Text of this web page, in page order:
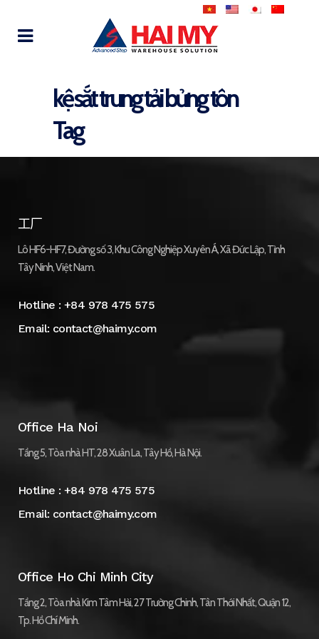
kệ sắt trung tải bửng tôn
Tag
工厂
Lô HF6-HF7, Đường số 3, Khu Công Nghiệp Xuyên Á, Xã Đức Lập, Tỉnh
Tây Ninh, Việt Nam.
Hotline :+84 978 475 575
Email: contact@haimy.com
Office Ha Noi
Tầng 5, Tòa nhà HT, 28 Xuân La, Tây Hồ, Hà Nội.
Hotline :+84 978 475 575
Email: contact@haimy.com
Office Ho Chi Minh City
Tầng 2, Tòa nhà Kim Tâm Hải, 27 Trường Chinh, Tân Thới Nhất, Quận 12,
Tp. Hồ Chí Minh.